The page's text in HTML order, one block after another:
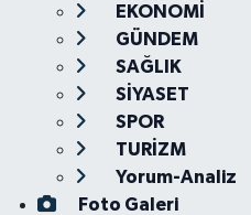
EKONOMİ
GÜNDEM
SAĞLIK
SİYASET
SPOR
TURİZM
Yorum-Analiz
Foto Galeri